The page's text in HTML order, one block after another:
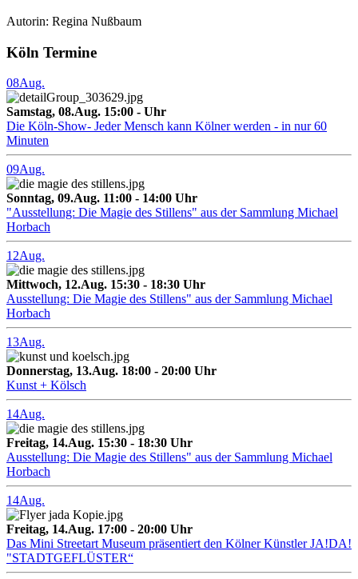
Autorin: Regina Nußbaum
Köln Termine
08Aug.
Samstag, 08.Aug. 15:00 - Uhr
Die Köln-Show- Jeder Mensch kann Kölner werden - in nur 60
Minuten
09Aug.
Sonntag, 09.Aug. 11:00 - 14:00 Uhr
"Ausstellung: Die Magie des Stillens" aus der Sammlung Michael
Horbach
12Aug.
Mittwoch, 12.Aug. 15:30 - 18:30 Uhr
Ausstellung: Die Magie des Stillens" aus der Sammlung Michael
Horbach
13Aug.
Donnerstag, 13.Aug. 18:00 - 20:00 Uhr
Kunst + Kölsch
14Aug.
Freitag, 14.Aug. 15:30 - 18:30 Uhr
Ausstellung: Die Magie des Stillens" aus der Sammlung Michael
Horbach
14Aug.
Freitag, 14.Aug. 17:00 - 20:00 Uhr
Das Mini Streetart Museum präsentiert den Kölner Künstler JA!DA!
"STADTGEFLÜSTER“